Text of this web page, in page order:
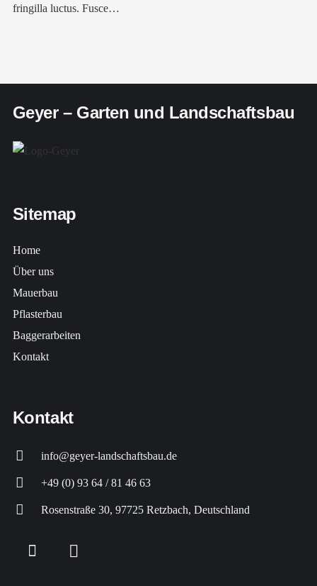
fringilla luctus. Fusce…
Geyer – Garten und Landschaftsbau
Sitemap
Home
Über uns
Mauerbau
Pflasterbau
Baggerarbeiten
Kontakt
Kontakt
info@geyer-landschaftsbau.de
+49 (0) 93 64 / 81 46 63
Rosenstraße 30, 97725 Retzbach, Deutschland